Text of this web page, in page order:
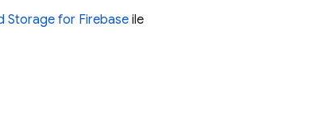
Storage for Firebase ile